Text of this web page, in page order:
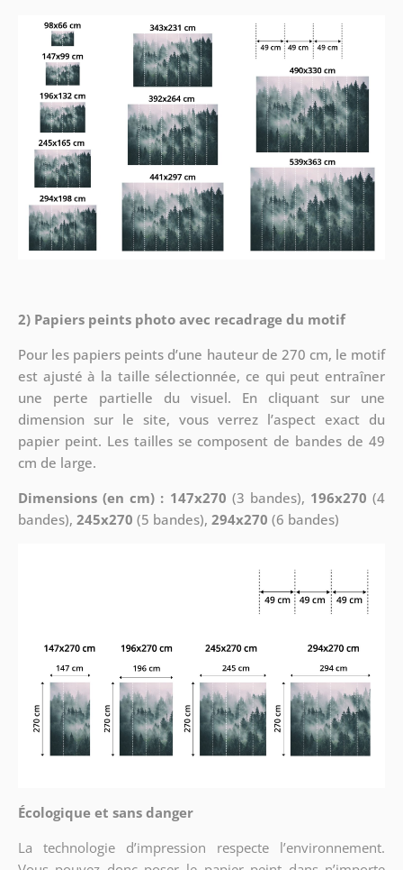
2) Papiers peints photo avec recadrage du motif
Pour les papiers peints d’une hauteur de 270 cm, le motif
est ajusté à la taille sélectionnée, ce qui peut entraîner
une perte partielle du visuel. En cliquant sur une
dimension sur le site, vous verrez l’aspect exact du
papier peint. Les tailles se composent de bandes de 49
cm de large.
Dimensions (en cm) : 147x270 (3 bandes), 196x270 (4
bandes), 245x270 (5 bandes), 294x270 (6 bandes)
Écologique et sans danger
La technologie d’impression respecte l’environnement.